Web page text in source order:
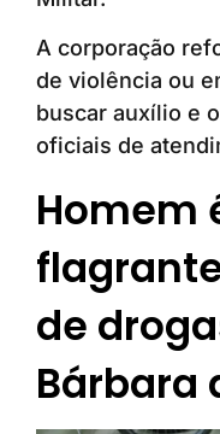
A corporação
de violência ou
buscar auxílio e
oficiais de
Homem
de
Bárbara